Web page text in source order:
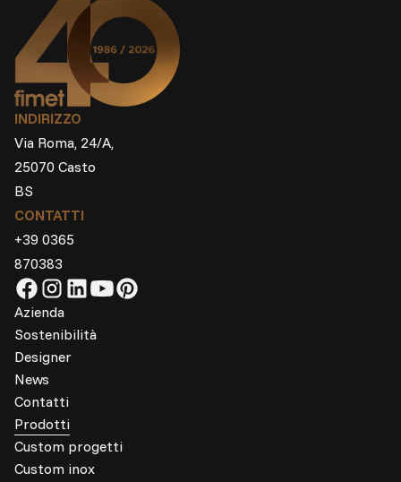
INDIRIZZO
Via Roma, 24/A,
25070 Casto
BS
CONTATTI
+39 0365
870383
Azienda
Sostenibilità
Designer
News
Contatti
Prodotti
Custom progetti
Custom inox